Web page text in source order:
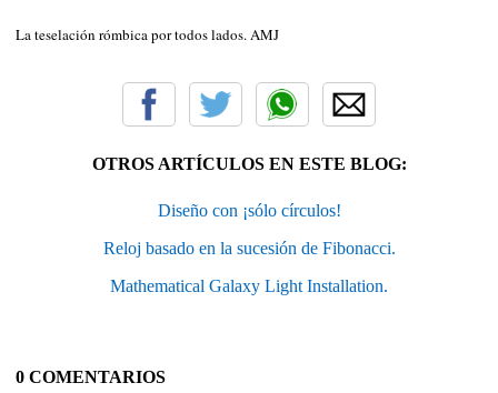
La teselación rómbica por todos lados. AMJ
OTROS ARTÍCULOS EN ESTE BLOG:
Diseño con ¡sólo círculos!
Reloj basado en la sucesión de Fibonacci.
Mathematical Galaxy Light Installation.
0 COMENTARIOS